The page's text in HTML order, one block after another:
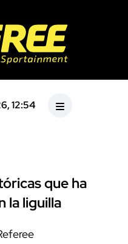
12:54
que ha
la liguilla